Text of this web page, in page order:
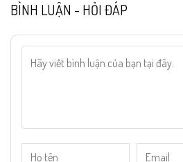
BÌNH LUẬN - HỎI ĐÁP